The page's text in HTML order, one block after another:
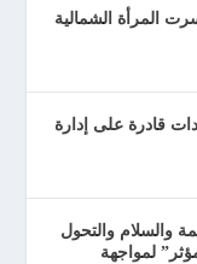
المرأة الشمالية
قادرة على إدارة
والسلام والتحول
لمواجهة